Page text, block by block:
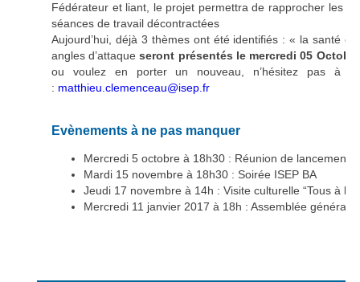
Fédérateur et liant, le projet permettra de rapprocher les
séances de travail décontractées
Aujourd’hui, déjà 3 thèmes ont été identifiés : « la santé
angles d’attaqueseront présentés le mercredi 05
ou voulez en porter un nouveau, n’hésitez pas à
: matthieu.clemenceau@isep.fr
Evènements à ne pas manquer
Mercredi 5 octobre à 18h30 : Réunion de lancement
Mardi 15 novembre à 18h30 : Soirée ISEP BA
Jeudi 17 novembre à 14h : Visite culturelle “Tous à la
Mercredi 11 janvier 2017 à 18h : Assemblée générale